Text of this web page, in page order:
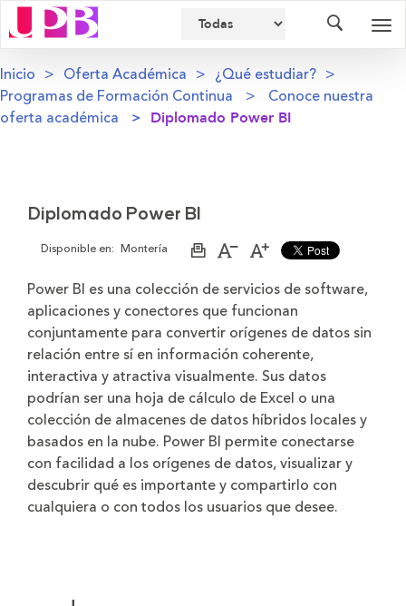
Inicio Oferta Académica
¿Qué estudiar?
Programas de Formación Continua
Conoce nuestra
oferta académica
Diplomado Power BI
Diplomado Power BI
Disponible en: Montería
ImprimirAumentar
de
la
Disminuir
de
la
Power BI es una colección de servicios de software,
aplicaciones y conectores que funcionan
conjuntamente para convertir orígenes de datos sin
relación entre sí en información coherente,
interactiva y atractiva visualmente. Sus datos
podrían ser una hoja de cálculo de Excel o una
colección de almacenes de datos híbridos locales y
basados en la nube. Power BI permite conectarse
con facilidad a los orígenes de datos, visualizar y
descubrir qué es importante y compartirlo con
cualquiera o con todos los usuarios que desee.